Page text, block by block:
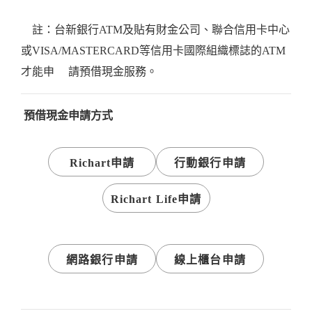
註：台新銀行ATM及貼有財金公司、聯合信用卡中心
或VISA/MASTERCARD等信用卡國際組織標誌的ATM
才能申 請預借現金服務。
預借現金申請方式
Richart申請 行動銀行申請
Richart Life申請
網路銀行申請 線上櫃台申請